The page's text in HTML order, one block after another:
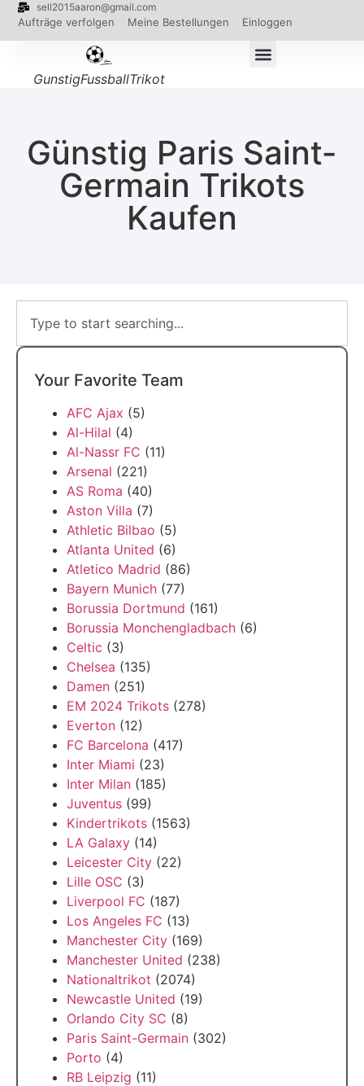
sell2015aaron@gmail.com
Aufträge verfolgen Meine Bestellungen Einloggen
GunstigFussballTrikot
Günstig Paris Saint-
Germain Trikots
Kaufen
Your Favorite Team
AFC Ajax (5)
Al-Hilal (4)
Al-Nassr FC (11)
Arsenal (221)
AS Roma (40)
Aston Villa (7)
Athletic Bilbao (5)
Atlanta United (6)
Atletico Madrid (86)
Bayern Munich (77)
Borussia Dortmund (161)
Borussia Monchengladbach (6)
Celtic (3)
Chelsea (135)
Damen (251)
EM 2024 Trikots (278)
Everton (12)
FC Barcelona (417)
Inter Miami (23)
Inter Milan (185)
Juventus (99)
Kindertrikots (1563)
LA Galaxy (14)
Leicester City (22)
Lille OSC (3)
Liverpool FC (187)
Los Angeles FC (13)
Manchester City (169)
Manchester United (238)
Nationaltrikot (2074)
Newcastle United (19)
Orlando City SC (8)
Paris Saint-Germain (302)
Porto (4)
RB Leipzig (11)